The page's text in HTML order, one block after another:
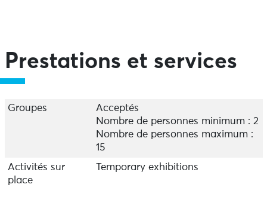
Prestations et services
Groupes
Acceptés
Nombre de personnes minimum : 2
Nombre de personnes maximum :
15
Activités sur
place
Temporary exhibitions